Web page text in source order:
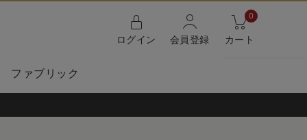
ログイン 会員登録
0
カート
ファブリック